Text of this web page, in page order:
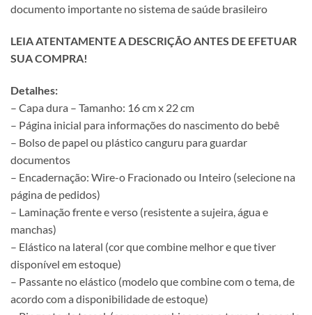
documento importante no sistema de saúde brasileiro
LEIA ATENTAMENTE A DESCRIÇÃO ANTES DE EFETUAR
SUA COMPRA!
Detalhes:
– Capa dura – Tamanho: 16 cm x 22 cm
– Página inicial para informações do nascimento do bebê
– Bolso de papel ou plástico canguru para guardar
documentos
– Encadernação: Wire-o Fracionado ou Inteiro (selecione na
página de pedidos)
– Laminação frente e verso (resistente a sujeira, água e
manchas)
– Elástico na lateral (cor que combine melhor e que tiver
disponível em estoque)
– Passante no elástico (modelo que combine com o tema, de
acordo com a disponibilidade de estoque)